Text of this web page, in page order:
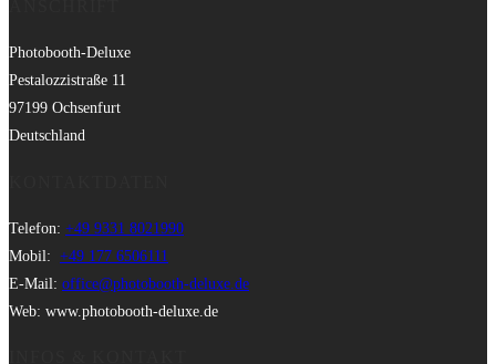
Photobooth-Deluxe
Pestalozzistraße 11
97199 Ochsenfurt
Deutschland
Telefon: +49 9331 8021990
Mobil: +49 177 6506111
E-Mail: office@photobooth-deluxe.de
Web: www.photobooth-deluxe.de